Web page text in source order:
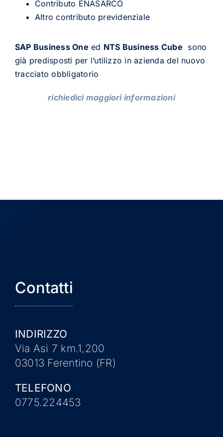
Contributo ENASARCO
Altro contributo previdenziale
SAP Business One ed NTS Business Cube sono
già predisposti per l’utilizzo in azienda del nuovo
tracciato obbligatorio
richiedici maggiori informazioni
Contatti
INDIRIZZO
Via Asi 7 km.1,200
03013 Ferentino (FR)
TELEFONO
0775.224453